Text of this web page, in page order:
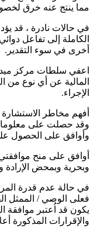
مما ينتج عنه خرق
في حالات نادرة ، قد
الكاملة إلى تفاعل
أخرى في سوء التقدير.
اعفي سلطات مركز
المالية عن أي نوع من
الإجراء.
أفهم مخاطر الاستشارة
وقد حصلت على معلومات
وأوافق على الحصول
أوافق على منح
وبحرية وبمحض الإرادة
في حالة عدم قدرة
فعلى الوصي / الممثل
يكون قد اُعتبر موافقة
والإقرارات المذكورة